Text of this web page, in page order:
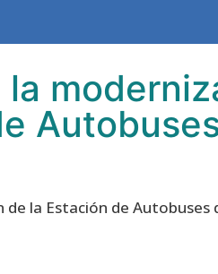
la
la Estación de Autobuses